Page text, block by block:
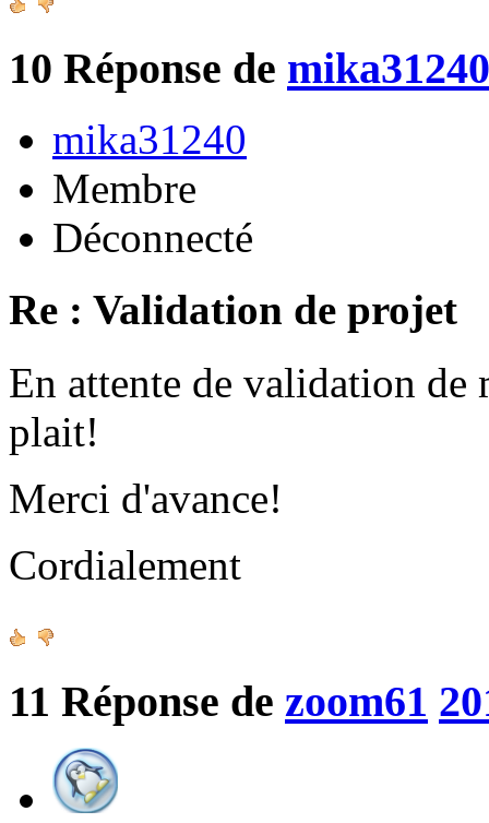
10 Réponse de mika31240
mika31240
Membre
Déconnecté
Re : Validation de projet
En attente de validation de
plait!
Merci d'avance!
Cordialement
11 Réponse de zoom61